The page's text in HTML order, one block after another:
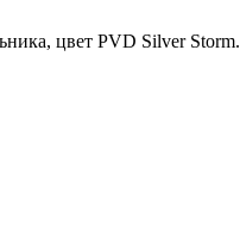
цвет PVD Silver Storm.